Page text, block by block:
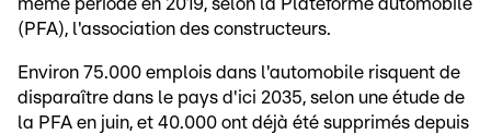
même période en 2019, selon la Plateforme automobile
(PFA), l'association des constructeurs.
Environ 75.000 emplois dans l'automobile risquent de
disparaître dans le pays d'ici 2035, selon une étude de
la PFA en juin, et 40.000 ont déjà été supprimés depuis